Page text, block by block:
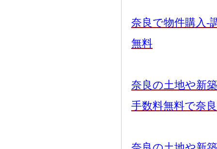
奈良で物件購入-
無料
奈良の土地や新
手数料無料で奈